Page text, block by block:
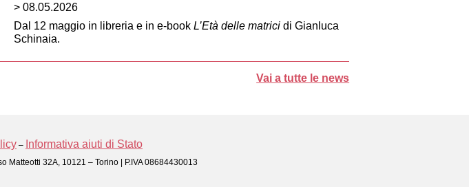
> 08.05.2026
Dal 12 maggio in libreria e in e-book L’Età delle matricidi Gianluca
Schinaia.
Vai a tutte le news
– Informativa aiuti di Stato
32A, 10121 – Torino | P.IVA 08684430013